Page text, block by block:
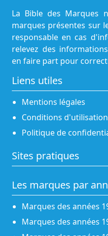
La Bible des Marques
marques présentes sur
responsable en cas
relevez des
en faire part pour
Liens utiles
Mentions légales
Conditions d'utilisation
Politique de
Sites pratiques
Les marques par
Marques des années
Marques des années